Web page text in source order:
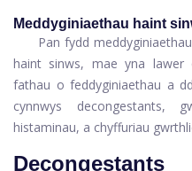
Meddyginiaethau haint
Pan fydd
haint sinws, mae yna
fathau o feddyginiaethau a
cynnwys decongestants,
histaminau, a chyffuriau
Decongestants